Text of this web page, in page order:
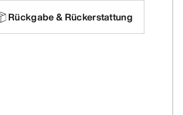
Rückgabe & Rückerstattung